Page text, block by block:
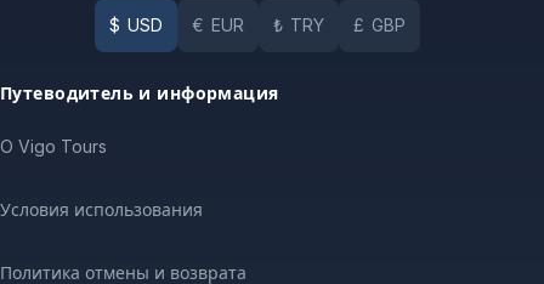
$ USD € EUR ₺ TRY £ GBP
Путеводитель и информация
O Vigo Tours
Условия использования
Политика отмены и возврата